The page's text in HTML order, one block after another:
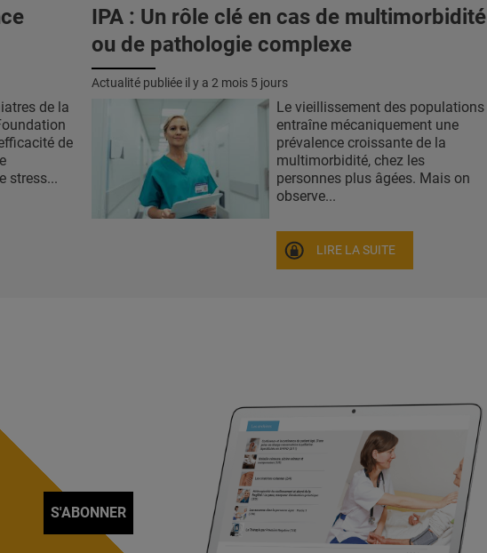
de la
de
stress...
IPA : Un rôle clé en cas de multimorbidité
ou de pathologie complexe
Actualité publiée il y a 2 mois 5 jours
Le vieillissement des populations
entraîne mécaniquement une
prévalence croissante de la
multimorbidité, chez les
personnes plus âgées. Mais on
observe...
LIRE LA SUITE
S'ABONNER